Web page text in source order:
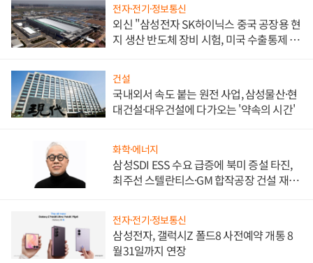
전자·전기·정보통신
외신 "삼성전자 SK하이닉스 중국 공장용 현
지 생산 반도체 장비 시험, 미국 수출통제 대
건설
국내외서 속도 붙는 원전 사업, 삼성물산·현
대건설·대우건설에 다가오는 '약속의 시간'
화학·에너지
삼성SDI ESS 수요 급증에 북미 증설 타진,
최주선 스텔란티스·GM 합작공장 건설 재추
전자·전기·정보통신
삼성전자, 갤럭시Z 폴드8 사전예약 개통 8
월31일까지 연장